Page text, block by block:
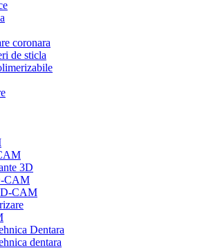
coronara
de sticla
3D
CAM
CAM
Dentara
dentara